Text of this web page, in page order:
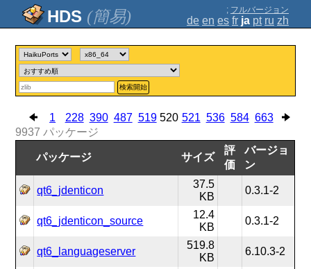
(簡易) ; フルバージョン
de en es fr ja pt ru zh
検索開始
1 228 390 487 519 520 521 536 584 663
9937 パッケージ
パッケージ サイズ
評
価
バージョ
ン
qt6_jdenticon
37.5
KB
0.3.1-2
qt6_jdenticon_source
12.4
KB
0.3.1-2
qt6_languageserver
519.8
KB
6.10.3-2